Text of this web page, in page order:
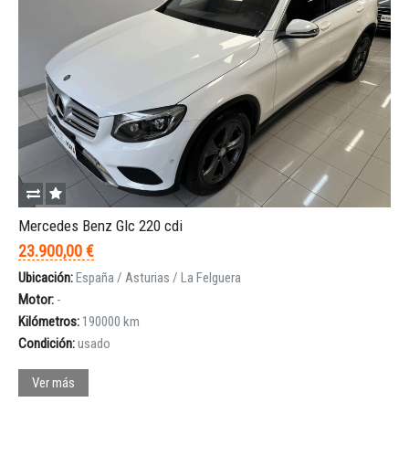
Mercedes Benz Glc 220 cdi
23.900,00 €
Ubicación:España / Asturias / La Felguera
Motor: -
Kilómetros: 190000 km
Condición:usado
Ver más